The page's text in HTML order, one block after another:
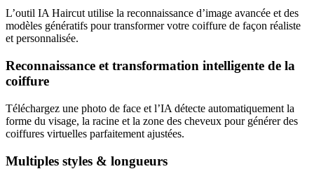
L’outil IA Haircut utilise la reconnaissance d’image avancée et des
modèles génératifs pour transformer votre coiffure de façon réaliste
et personnalisée.
Reconnaissance et transformation intelligente de la
coiffure
Téléchargez une photo de face et l’IA détecte automatiquement la
forme du visage, la racine et la zone des cheveux pour générer des
coiffures virtuelles parfaitement ajustées.
Multiples styles & longueurs